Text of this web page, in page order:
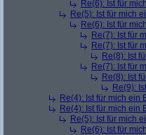
Re(6): Ist für
Re(5): Ist für mich
Re(6): Ist für
Re(7): Ist für
Re(7): Ist für
Re(8): Ist
Re(7): Ist für
Re(8): Ist
Re(9):
Re(4): Ist für mich ein
Re(4): Ist für mich ein
Re(5): Ist für mich
Re(6): Ist für